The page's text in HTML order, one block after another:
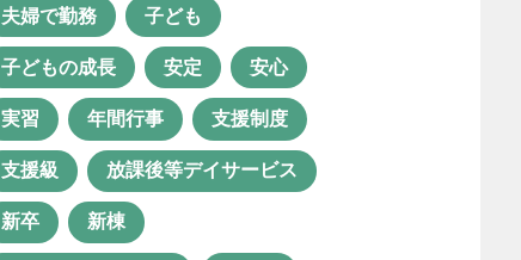
保育所等訪問支援
働き甲斐 児童発達支援
児童発達支援・放課後等デイサービ
ス
児童発達支援管理責任者
夫婦で勤務 子ども
子どもの成長 安定 安心
実習 年間行事 支援制度
支援級 放課後等デイサービス
新卒 新棟